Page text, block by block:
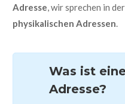
Adresse, wir sprechen in
physikalischen Adressen.
Was ist
Adresse?